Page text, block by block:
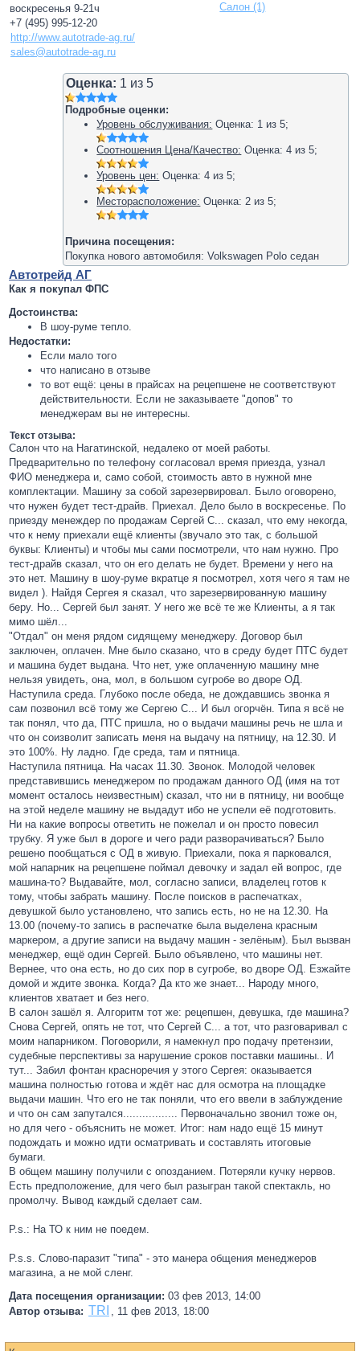
Салон (1)
воскресенья 9-21ч
+7 (495) 995-12-20
http://www.autotrade-ag.ru/
sales@autotrade-ag.ru
Оценка: 1 из5
Подробные оценки:
Уровень обслуживания: Оценка: 1 из5;
Соотношения Цена/Качество: Оценка:4 из5;
Уровень цен: Оценка:4 из5;
Месторасположение: Оценка:2 из5;
Причина посещения:
Покупка нового автомобиля: Volkswagen Polo седан
Автотрейд АГ
Как я покупал ФПС
Достоинства:
В шоу-руме тепло.
Недостатки:
Если мало того
что написано в отзыве
то вот ещё: цены в прайсах на рецепшене не соответствуют
действительности. Если не заказываете "допов" то
менеджерам вы не интересны.
Текст отзыва:
Салон что на Нагатинской, недалеко от моей работы.
Предварительно по телефону согласовал время приезда, узнал
ФИО менеджера и, само собой, стоимость авто в нужной мне
комплектации. Машину за собой зарезервировал. Было оговорено,
что нужен будет тест-драйв. Приехал. Дело было в воскресенье. По
приезду менеждер по продажам Сергей С... сказал, что ему некогда,
что к нему приехали ещё клиенты (звучало это так, с большой
буквы: Клиенты) и чтобы мы сами посмотрели, что нам нужно. Про
тест-драйв сказал, что он его делать не будет. Времени у него на
это нет. Машину в шоу-руме вкратце я посмотрел, хотя чего я там не
видел ). Найдя Сергея я сказал, что зарезервированную машину
беру. Но... Сергей был занят. У него же всё те же Клиенты, а я так
мимо шёл...
"Отдал" он меня рядом сидящему менеджеру. Договор был
заключен, оплачен. Мне было сказано, что в среду будет ПТС будет
и машина будет выдана. Что нет, уже оплаченную машину мне
нельзя увидеть, она, мол, в большом сугробе во дворе ОД.
Наступила среда. Глубоко после обеда, не дождавшись звонка я
сам позвонил всё тому же Сергею С... И был огорчён. Типа я всё не
так понял, что да, ПТС пришла, но о выдачи машины речь не шла и
что он соизволит записать меня на выдачу на пятницу, на 12.30. И
это 100%. Ну ладно. Где среда, там и пятница.
Наступила пятница. На часах 11.30. Звонок. Молодой человек
представившись менеджером по продажам данного ОД (имя на тот
момент осталось неизвестным) сказал, что ни в пятницу, ни вообще
на этой неделе машину не выдадут ибо не успели её подготовить.
Ни на какие вопросы ответить не пожелал и он просто повесил
трубку. Я уже был в дороге и чего ради разворачиваться? Было
решено пообщаться с ОД в живую. Приехали, пока я парковался,
мой напарник на рецепшене поймал девочку и задал ей вопрос, где
машина-то? Выдавайте, мол, согласно записи, владелец готов к
тому, чтобы забрать машину. После поисков в распечатках,
девушкой было установлено, что запись есть, но не на 12.30. На
13.00 (почему-то запись в распечатке была выделена красным
маркером, а другие записи на выдачу машин - зелёным). Был вызван
менеджер, ещё один Сергей. Было объявлено, что машины нет.
Вернее, что она есть, но до сих пор в сугробе, во дворе ОД. Езжайте
домой и ждите звонка. Когда? Да кто же знает... Народу много,
клиентов хватает и без него.
В салон зашёл я. Алгоритм тот же: рецепшен, девушка, где машина?
Снова Сергей, опять не тот, что Сергей С... а тот, что разговаривал с
моим напарником. Поговорили, я намекнул про подачу претензии,
судебные перспективы за нарушение сроков поставки машины.. И
тут... Забил фонтан красноречия у этого Сергея: оказывается
машина полностью готова и ждёт нас для осмотра на площадке
выдачи машин. Что его не так поняли, что его ввели в заблуждение
и что он сам запутался................. Первоначально звонил тоже он,
но для чего - объяснить не может. Итог: нам надо ещё 15 минут
подождать и можно идти осматривать и составлять итоговые
бумаги.
В общем машину получили с опозданием. Потеряли кучку нервов.
Есть предположение, для чего был разыгран такой спектакль, но
промолчу. Вывод каждый сделает сам.
P.s.: На ТО к ним не поедем.
P.s.s. Слово-паразит "типа" - это манера общения менеджеров
магазина, а не мой сленг.
Дата посещения организации: 03 фев 2013, 14:00
Автор отзыва: TRI , 11 фев 2013, 18:00